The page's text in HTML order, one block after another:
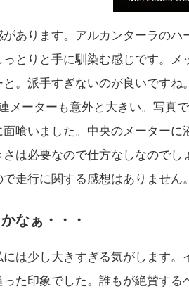
あります。アルカンターラのハ
とりと手に馴染む感じです。メ
。派手すぎないのが良いです
メーターも意外と大きい。写真
喰いました。中央のメーター
は必要なので仕方なしなのでし
走行に関する感想はありません。
なぁ・・・
は少し大きすぎる気がします。
た印象でした。誰もが絶賛する